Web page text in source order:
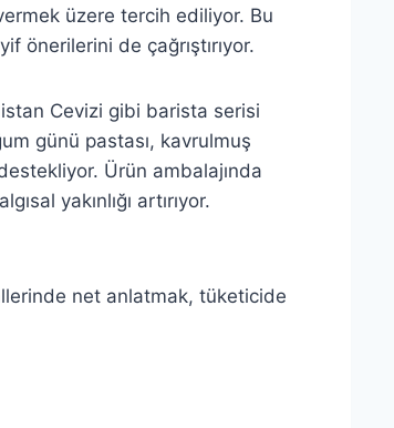
üzere tercih ediliyor. Bu
önerilerini de çağrıştırıyor.
Cevizi gibi barista serisi
günü pastası, kavrulmuş
Ürün ambalajında
yakınlığı artırıyor.
net anlatmak, tüketicide